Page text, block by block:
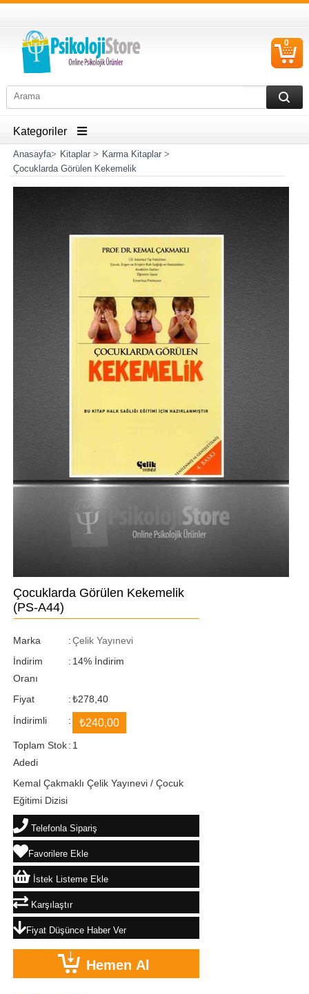
0
Kategoriler
Anasayfa> Kitaplar> Karma Kitaplar>
Çocuklarda Görülen Kekemelik
Çocuklarda Görülen Kekemelik
(PS-A44)
Marka :Çelik Yayınevi
İndirim
Oranı
: %
14 İndirim
Fiyat :₺278,40
İndirimli
: ₺240,00
Toplam Stok
Adedi
: 1
Kemal Çakmaklı Çelik Yayınevi / Çocuk
Eğitimi Dizisi
Telefonla Sipariş
Favorilere Ekle
İstek Listeme Ekle
Karşılaştır
Fiyat Düşünce Haber Ver